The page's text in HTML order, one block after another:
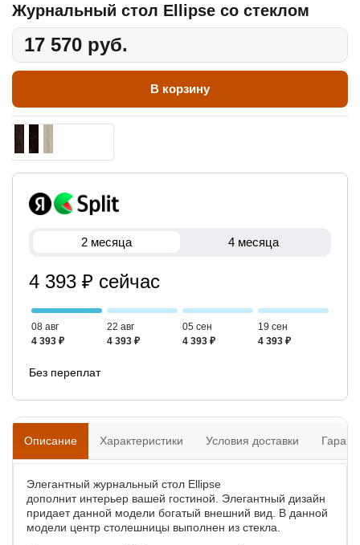
Журнальный стол Ellipse со стеклом
17 570 руб.
В корзину
2 месяца 4 месяца
4 393 ₽ сейчас
08 авг
4 393 ₽
22 авг
4 393 ₽
05 сен
4 393 ₽
19 сен
4 393 ₽
Без переплат
Описание Характеристики Условия доставки
Элегантный журнальный стол Ellipse
дополнит интерьер вашей гостиной. Элегантный дизайн
придает данной модели богатый внешний вид. В данной
модели центр столешницы выполнен из стекла.